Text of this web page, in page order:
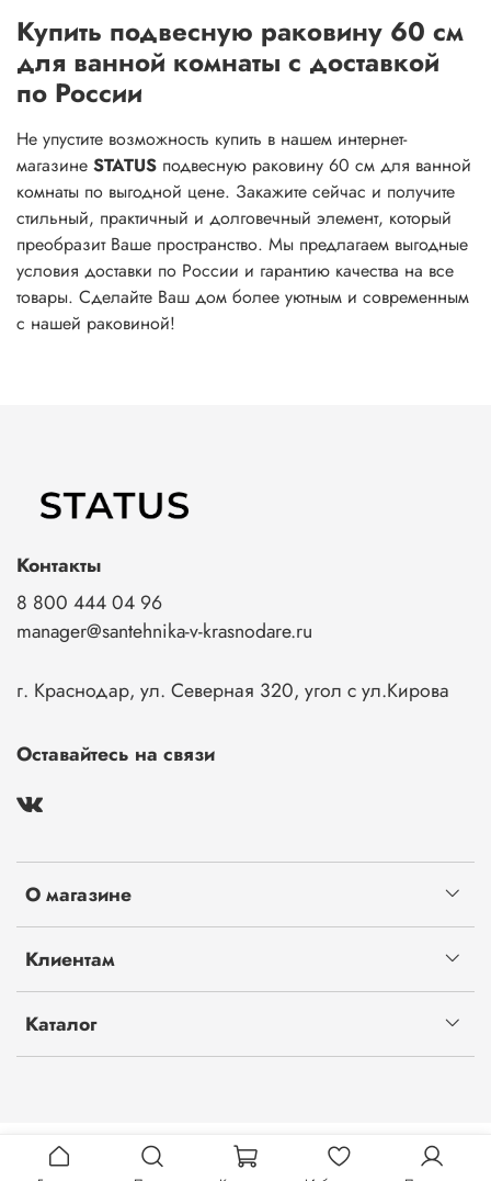
Купить подвесную раковину 60 см
для ванной комнаты с доставкой
по России
Не упустите возможность купить в нашем интернет-
магазине STATUS подвесную раковину 60 см для ванной
комнаты по выгодной цене. Закажите сейчас и получите
стильный, практичный и долговечный элемент, который
преобразит Ваше пространство. Мы предлагаем выгодные
условия доставки по России и гарантию качества на все
товары. Сделайте Ваш дом более уютным и современным
с нашей раковиной!
О магазине
Клиентам
Каталог
Контакты
8 800 444 04 96
manager@santehnika-v-krasnodare.ru
г. Краснодар, ул. Северная 320, угол с ул.Кирова
Оставайтесь на связи